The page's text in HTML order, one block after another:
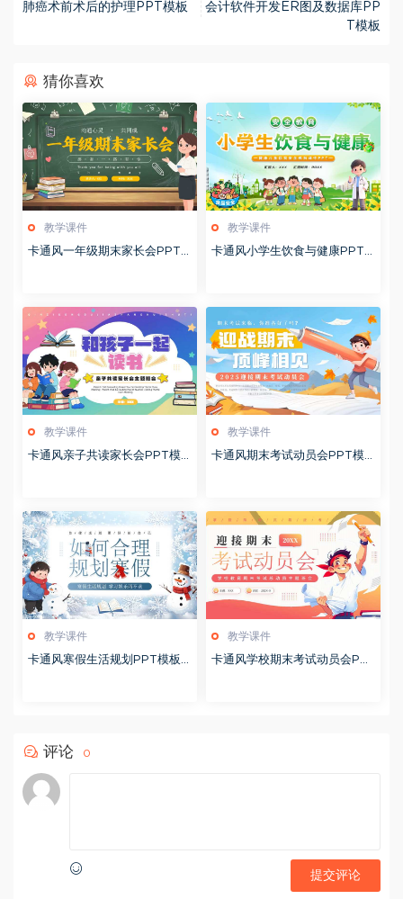
肺癌术前术后的护理PPT模板
会计软件开发ER图及数据库PP
T模板
猜你喜欢
教学课件
卡通风一年级期末家长会PPT
教学课件
卡通风小学生饮食与健康PPT
教学课件
卡通风亲子共读家长会PPT模
教学课件
卡通风期末考试动员会PPT模
教学课件
卡通风寒假生活规划PPT模板2
教学课件
卡通风学校期末考试动员会PP
评论 0
提交评论